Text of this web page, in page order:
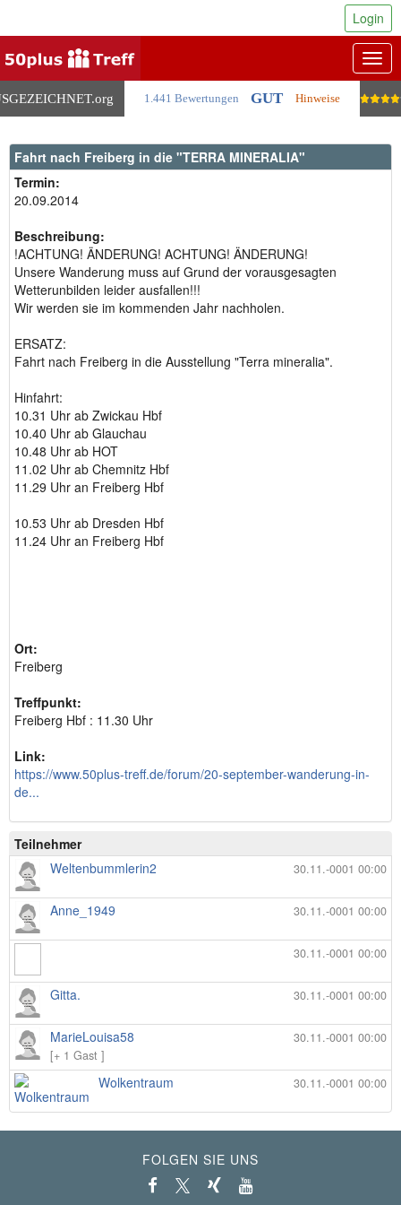
.org 1.441 Bewertungen GUT Hinweise
Login
Fahrt nach Freiberg in die "TERRA MINERALIA"
Termin:
20.09.2014
Beschreibung:
!ACHTUNG! ÄNDERUNG! ACHTUNG! ÄNDERUNG!
Unsere Wanderung muss auf Grund der vorausgesagten
Wetterunbilden leider ausfallen!!!
Wir werden sie im kommenden Jahr nachholen.
ERSATZ:
Fahrt nach Freiberg in die Ausstellung "Terra mineralia".
Hinfahrt:
10.31 Uhr ab Zwickau Hbf
10.40 Uhr ab Glauchau
10.48 Uhr ab HOT
11.02 Uhr ab Chemnitz Hbf
11.29 Uhr an Freiberg Hbf
10.53 Uhr ab Dresden Hbf
11.24 Uhr an Freiberg Hbf
Ort:
Freiberg
Treffpunkt:
Freiberg Hbf : 11.30 Uhr
Link:
https://www.50plus-treff.de/forum/20-september-wanderung-in-
de...
Teilnehmer
30.11.-0001 00:00
Weltenbummlerin2
30.11.-0001 00:00
Anne_1949
30.11.-0001 00:00
30.11.-0001 00:00
Gitta.
30.11.-0001 00:00
MarieLouisa58
[+ 1 Gast ]
30.11.-0001 00:00
Wolkentraum
FOLGEN SIE UNS